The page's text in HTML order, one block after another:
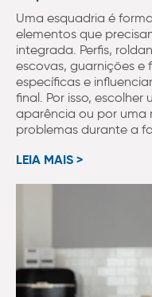
Uma esquadria é
elementos que
integrada. Perfis,
escovas, guarnições e
específicas e
final. Por isso,
aparência ou por uma
problemas durante a
LEIA MAIS >